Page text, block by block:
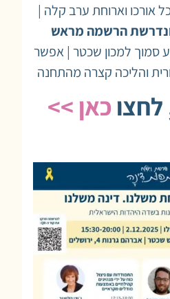
אורכו וארוחת ערב קלה |
הרשמה מראש
סמוך למכון שכטר | אפשר
והליכה קצרה מהתחנה
כאן >>